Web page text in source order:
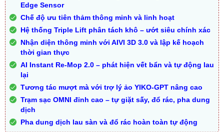
Edge Sensor
Chế độ ưu tiên thảm thông minh và linh hoạt
Hệ thống Triple Lift phân tách khô – ướt siêu chính xác
Nhận diện thông minh với AIVI 3D 3.0 và lập kế hoạch
thời gian thực
AI Instant Re-Mop 2.0 – phát hiện vết bẩn và tự động lau
lại
Tương tác mượt mà với trợ lý ảo YIKO-GPT nâng cao
Trạm sạc OMNI đỉnh cao – tự giặt sấy, đổ rác, pha dung
dịch
Pha dung dịch lau sàn và đổ rác hoàn toàn tự động